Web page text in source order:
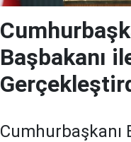
Başbakanı
Cumhurbaşkanı